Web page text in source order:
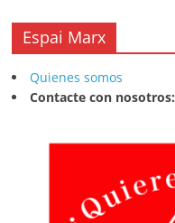
Espai Marx
Quienes somos
Contacte con nosotros: